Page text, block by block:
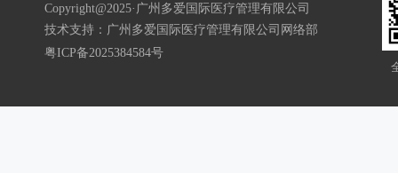
Copyright@2025·广州多爱国际医疗管理有限公司
技术支持：广州多爱国际医疗管理有限公司网络部
粤ICP备2025384584号